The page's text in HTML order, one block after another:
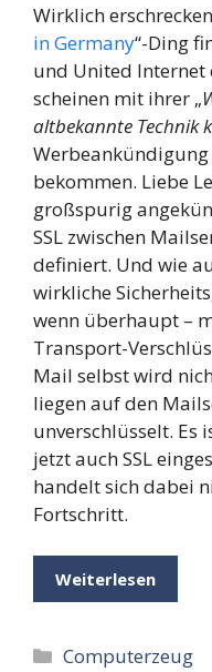
Wirklich
in Germany“-Ding
und United Internet
scheinen mit ihrer „
altbekannte Technik
bekommen. Liebe
großspurig
SSL zwischen
definiert. Und wie
wirkliche
wenn überhaupt –
Transport-
Mail selbst wird
liegen auf den
unverschlüsselt. Es
jetzt auch SSL
handelt sich dabei
Fortschritt.
Weiterlesen
Kategorien
Computerzeug